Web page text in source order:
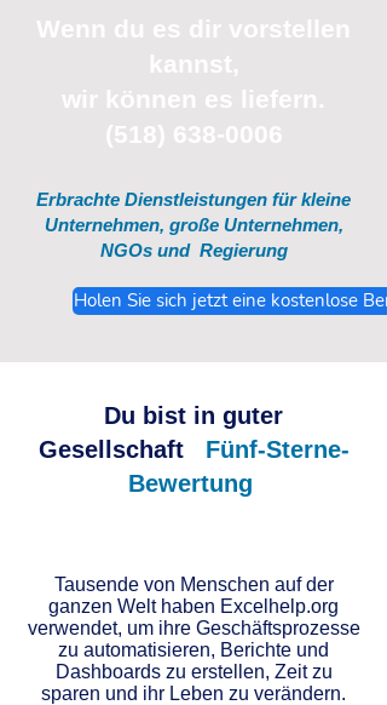
Wenn du es dir vorstellen
kannst,
wir können es liefern.
(518) 638-0006
Erbrachte Dienstleistungen für kleine
Unternehmen, große Unternehmen,
NGOs und Regierung
Holen Sie sich jetzt eine kostenlose
Du bist in guter
Gesellschaft
Fünf-Sterne-
Bewertung
Tausende von Menschen auf der
ganzen Welt haben Excelhelp.org
verwendet, um ihre Geschäftsprozesse
zu automatisieren, Berichte und
Dashboards zu erstellen, Zeit zu
sparen und ihr Leben zu verändern.